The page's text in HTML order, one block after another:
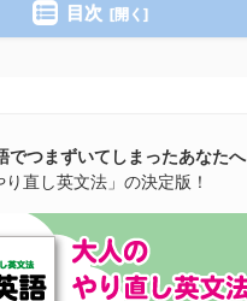
目次
でつまずいてしまったあなたへ
り直し英文法」の決定版！